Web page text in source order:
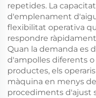
repetides. La
d'emplenament
flexibilitat operativa
respondre
Quan la demanda es
d'ampolles diferents o
productes, els
màquina en menys
procediments d'ajust